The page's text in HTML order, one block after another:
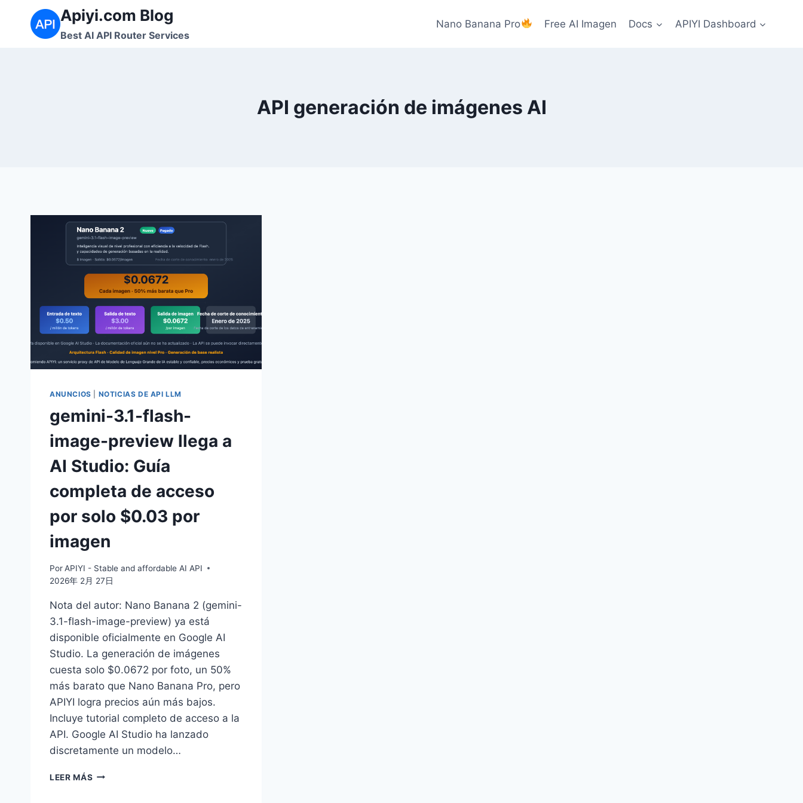
contenido
Apiyi.com Blog
Best AI API Router Services
Nano Banana Pro Free AI Imagen Docs APIYI Dashboard
API generación de imágenes AI
ANUNCIOS NOTICIAS DE API LLM
gemini-3.1-flash-
image-preview llega a
AI Studio: Guía
completa de acceso
por solo $0.03 por
imagen
PorAPIYI - Stable and affordable AI API
2026年 2月 27日
Nota del autor: Nano Banana 2 (gemini-
3.1-flash-image-preview) ya está
disponible oficialmente en Google AI
Studio. La generación de imágenes
cuesta solo $0.0672 por foto, un 50%
más barato que Nano Banana Pro, pero
APIYI logra precios aún más bajos.
Incluye tutorial completo de acceso a la
API. Google AI Studio ha lanzado
discretamente un modelo…
LEER MÁS GEMINI-